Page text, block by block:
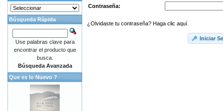
Contraseña:
¿Olvidaste tu contraseña? Haga clic aquí.
Iniciar
Búsqueda Rápida
Use palabras clave para
encontrar el producto que
busca.
Búsqueda Avanzada
Que es lo Nuevo ?